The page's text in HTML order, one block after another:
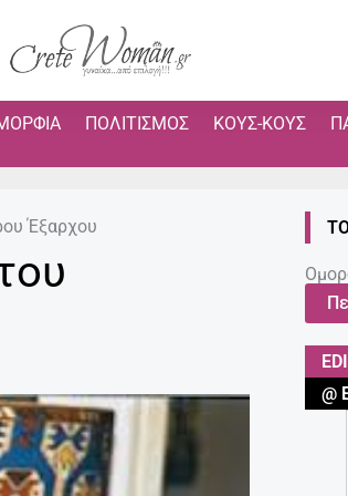
ΠΟΛΙΤΙΣΜΌΣ ΚΟΥΣ-ΚΟΥΣ
Έξαρχου
@